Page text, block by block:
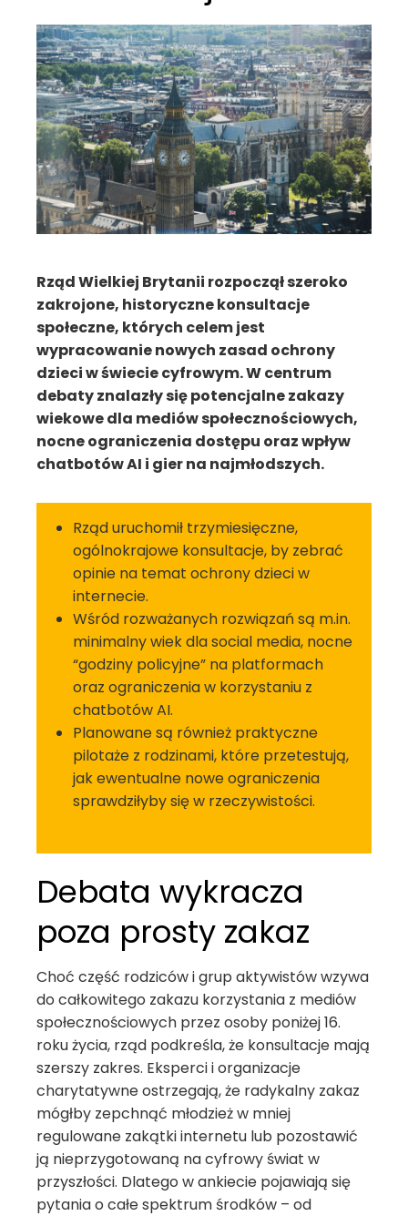
Rząd Wielkiej Brytanii rozpoczął szeroko
zakrojone, historyczne konsultacje
społeczne, których celem jest
wypracowanie nowych zasad ochrony
dzieci w świecie cyfrowym. W centrum
debaty znalazły się potencjalne zakazy
wiekowe dla mediów społecznościowych,
nocne ograniczenia dostępu oraz wpływ
chatbotów AI i gier na najmłodszych.
Rząd uruchomił trzymiesięczne,
ogólnokrajowe konsultacje, by zebrać
opinie na temat ochrony dzieci w
internecie.
Wśród rozważanych rozwiązań są m.in.
minimalny wiek dla social media, nocne
“godziny policyjne” na platformach
oraz ograniczenia w korzystaniu z
chatbotów AI.
Planowane są również praktyczne
pilotaże z rodzinami, które przetestują,
jak ewentualne nowe ograniczenia
sprawdziłyby się w rzeczywistości.
Debata wykracza
poza prosty zakaz
Choć część rodziców i grup aktywistów wzywa
do całkowitego zakazu korzystania z mediów
społecznościowych przez osoby poniżej 16.
roku życia, rząd podkreśla, że konsultacje mają
szerszy zakres. Eksperci i organizacje
charytatywne ostrzegają, że radykalny zakaz
mógłby zepchnąć młodzież w mniej
regulowane zakątki internetu lub pozostawić
ją nieprzygotowaną na cyfrowy świat w
przyszłości. Dlatego w ankiecie pojawiają się
pytania o całe spektrum środków – od